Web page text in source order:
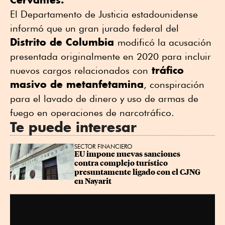
El Departamento de Justicia estadounidense
informó que un gran jurado federal del
Distrito de Columbia modificó la acusación
presentada originalmente en 2020 para incluir
nuevos cargos relacionados con tráfico
masivo de metanfetamina, conspiración
para el lavado de dinero y uso de armas de
fuego en operaciones de narcotráfico.
Te puede interesar
SECTOR FINANCIERO
EU impone nuevas sanciones
contra complejo turístico
presuntamente ligado con el CJNG
en Nayarit